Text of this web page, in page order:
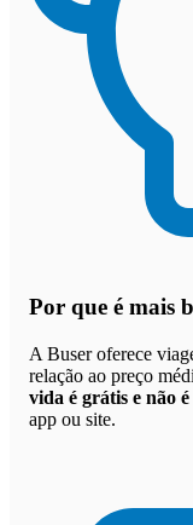
Por que é mais
A Buser oferece
relação ao preço
vida é grátis e não
app ou site.